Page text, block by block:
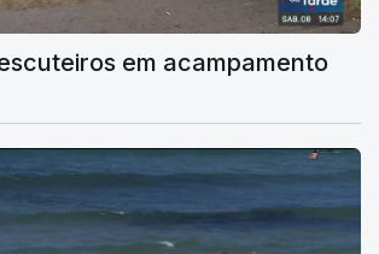
em acampamento